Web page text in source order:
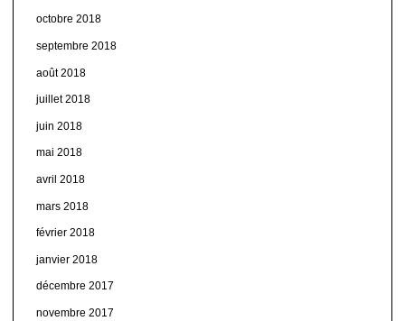
octobre 2018
septembre 2018
août 2018
juillet 2018
juin 2018
mai 2018
avril 2018
mars 2018
février 2018
janvier 2018
décembre 2017
novembre 2017